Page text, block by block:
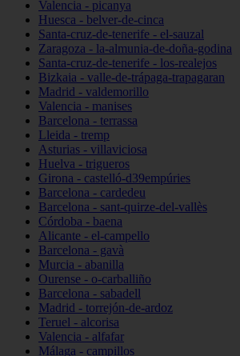
Valencia - picanya
Huesca - belver-de-cinca
Santa-cruz-de-tenerife - el-sauzal
Zaragoza - la-almunia-de-doña-godina
Santa-cruz-de-tenerife - los-realejos
Bizkaia - valle-de-trápaga-trapagaran
Madrid - valdemorillo
Valencia - manises
Barcelona - terrassa
Lleida - tremp
Asturias - villaviciosa
Huelva - trigueros
Girona - castelló-d39empúries
Barcelona - cardedeu
Barcelona - sant-quirze-del-vallès
Córdoba - baena
Alicante - el-campello
Barcelona - gavà
Murcia - abanilla
Ourense - o-carballiño
Barcelona - sabadell
Madrid - torrejón-de-ardoz
Teruel - alcorisa
Valencia - alfafar
Málaga - campillos